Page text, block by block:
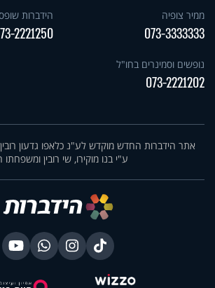
ממיר צופיה
073-3333333
הידברות
2221250
נופשים וסמינרים בחו"ל
073-2221202
אתר הידברות החדש מוקדש לע"נ כלאפו גדעון
ע"י בנו מוקירו, שי רובין ומשפחתו